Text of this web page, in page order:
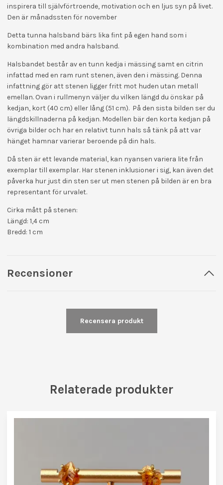
inspirera till självförtroende, motivation och en ljus syn på livet.
Den är månadssten för november
Detta tunna halsband bärs lika fint på egen hand som i
kombination med andra halsband.
Halsbandet består av en tunn kedja i mässing samt en citrin
infattad med en ram runt stenen, även den i mässing. Denna
infattning gör att stenen ligger fritt mot huden utan metall
emellan. Ovan i rullmenyn väljer du vilken längd du önskar på
kedjan, kort (40 cm) eller lång (51 cm). På den sista bilden ser du
längdskillnaderna på kedjan. Modellen bär den korta kedjan på
övriga bilder och har en relativt tunn hals så tänk på att var
hänget hamnar varierar beroende på din hals.
Då sten är ett levande material, kan nyansen variera lite från
exemplar till exemplar. Har stenen inklusioner i sig, kan även det
påverka hur just din sten ser ut men stenen på bilden är en bra
representant för urvalet.
Cirka mått på stenen:
Längd: 1,4 cm
Bredd: 1 cm
Recensioner
Recensera produkt
Relaterade produkter